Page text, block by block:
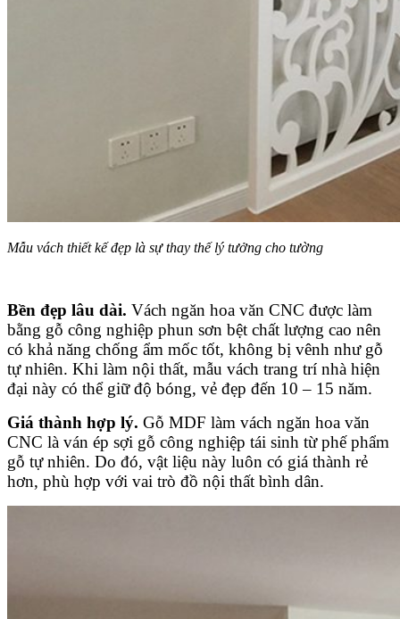
Mẫu vách thiết kế đẹp là sự thay thế lý tưởng cho tường
Bền đẹp lâu dài. Vách ngăn hoa văn CNC được làm
bằng gỗ công nghiệp phun sơn bệt chất lượng cao nên
có khả năng chống ẩm mốc tốt, không bị vênh như gỗ
tự nhiên. Khi làm nội thất, mẫu vách trang trí nhà hiện
đại này có thể giữ độ bóng, vẻ đẹp đến 10 – 15 năm.
Giá thành hợp lý. Gỗ MDF làm vách ngăn hoa văn
CNC là ván ép sợi gỗ công nghiệp tái sinh từ phế phẩm
gỗ tự nhiên. Do đó, vật liệu này luôn có giá thành rẻ
hơn, phù hợp với vai trò đồ nội thất bình dân.